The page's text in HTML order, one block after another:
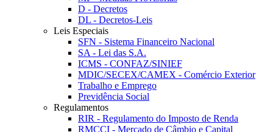
D - Decretos
DL - Decretos-Leis
Leis Especiais
SFN - Sistema Financeiro Nacional
SA - Lei das S.A.
ICMS - CONFAZ/SINIEF
MDIC/SECEX/CAMEX - Comércio Exterior
Trabalho e Emprego
Previdência Social
Regulamentos
RIR - Regulamento do Imposto de Renda
RMCCI - Mercado de Câmbio e Capital